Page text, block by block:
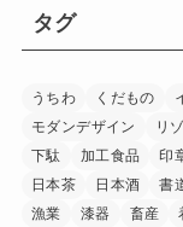
タグ
うちわ くだもの
モダンデザイン
リ
下駄
加工食品 印
日本茶
日本酒 書
漁業
漆器 畜産